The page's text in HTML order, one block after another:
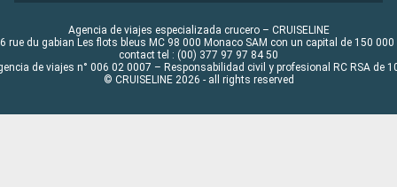
Agencia de viajes especializada crucero – CRUISELINE
rue du gabian Les flots bleus MC 98 000 Monaco SAM con un capital de 150 000
contact tel : (00) 377 97 97 84 50
de viajes n° 006 02 0007 – Responsabilidad civil y profesional RC RSA de
© CRUISELINE 2026 - all rights reserved